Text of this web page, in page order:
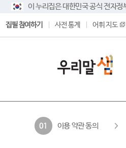
이 누리집은 대한민국 공식 전자정
집필 참여하기 사전 통계 어휘 지도
01 이용 약관 동의